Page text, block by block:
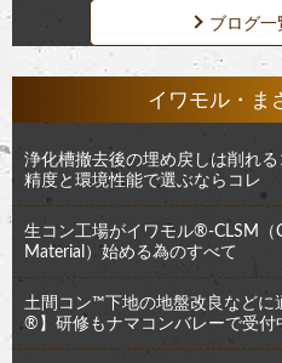
ブログ一
イワモル・ま
浄化槽撤去後の埋め戻しは削れ
精度と環境性能で選ぶならコレ
生コン工場がイワモル®︎-CLSM（
Material）始める為のすべて
土間コン™︎下地の地盤改良などに
®︎】研修もナマコンバレーで受付